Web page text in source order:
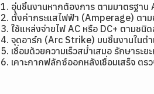
1. อุ่นชิ้นงานหากต้องการ ตามมาตรฐาน
2. ตั้งค่ากระแสไฟฟ้า (Amperage) ต
3. ใช้แหล่งจ่ายไฟ AC หรือ DC+ ตามชนิด
4. จุดอาร์ก (Arc Strike) บนชิ้นงานในต
5. เชื่อมด้วยความเร็วสม่ำเสมอ รักษาร
6. เคาะกากฟลักซ์ออกหลังเชื่อมเสร็จ ต